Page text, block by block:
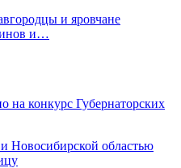
и яровчане
и…
на конкурс Губернаторских
Новосибирской областью